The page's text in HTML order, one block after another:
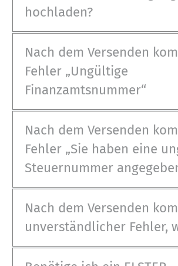
hochladen?
Nach dem Versenden
Fehler „Ungültige
Finanzamtsnummer“
Nach dem Versenden
Fehler „Sie haben eine
Steuernummer
Nach dem Versenden
unverständlicher Fehler,